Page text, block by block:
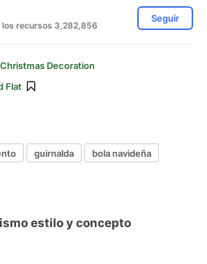
los recursos 3,282,856
Seguir
Christmas Decoration
Flat
guirnalda
bola navideña
estilo y concepto